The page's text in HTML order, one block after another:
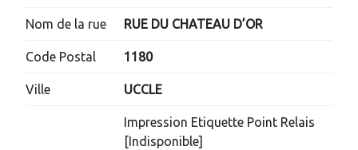
Nom de la rue RUE DU CHATEAU D’OR
Code Postal 1180
Ville UCCLE
Impression Etiquette Point Relais
[Indisponible]